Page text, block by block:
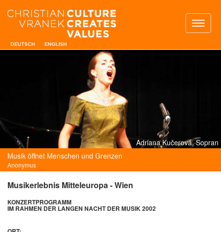
Adriana Kučerová, Sopran
Musik öffnet Menschen und Grenzen
Anonymus
Musikerlebnis Mitteleuropa - Wien
KONZERTPROGRAMM
IM RAHMEN DER LANGEN NACHT DER MUSIK 2002